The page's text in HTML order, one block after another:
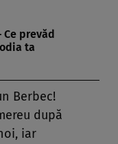
Ce prevăd
ta
Berbec!
după
iar